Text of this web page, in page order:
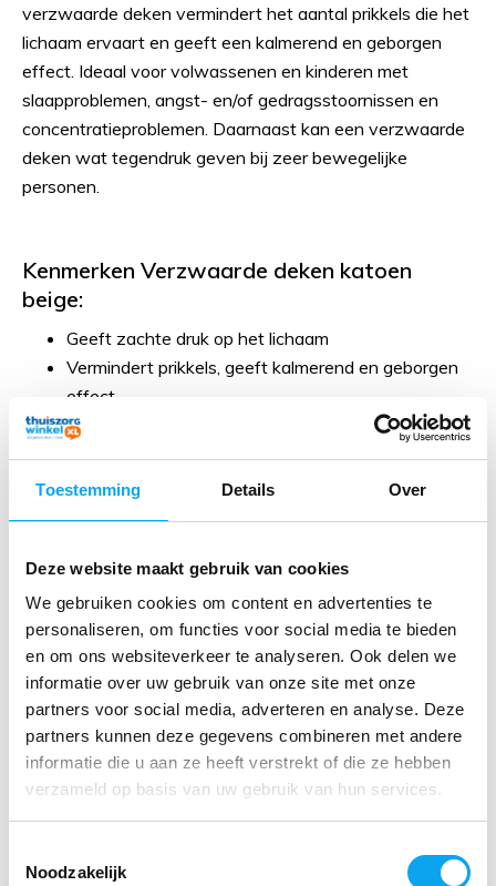
Toestemming Details Over
Deze website maakt gebruik van cookies
We gebruiken cookies om content en advertenties te
personaliseren, om functies voor social media te bieden
en om ons websiteverkeer te analyseren. Ook delen we
informatie over uw gebruik van onze site met onze
partners voor social media, adverteren en analyse. Deze
partners kunnen deze gegevens combineren met andere
informatie die u aan ze heeft verstrekt of die ze hebben
verzameld op basis van uw gebruik van hun services.
Noodzakelijk
verzwaarde deken vermindert het aantal prikkels die het
lichaam ervaart en geeft een kalmerend en geborgen
effect. Ideaal voor volwassenen en kinderen met
slaapproblemen, angst- en/of gedragsstoornissen en
concentratieproblemen. Daarnaast kan een verzwaarde
deken wat tegendruk geven bij zeer bewegelijke
personen.
Kenmerken Verzwaarde deken katoen
beige:
Geeft zachte druk op het lichaam
Vermindert prikkels, geeft kalmerend en geborgen
effect
Ideaal bij slaapproblemen, angst- en/of
gedragsstoornissen en concentratieproblemen
Verkrijgbaar in diversen afmetingen
Kleur: Beige
Verkrijgbaar in 4 kg en 6 kg
Wasmachine wasbaar 60 °C
Reviews
Er zijn nog geen reviews geschreven over dit product.
Schrijf je eigen review en maak kans op een
waardebon t.w.v. €25,-